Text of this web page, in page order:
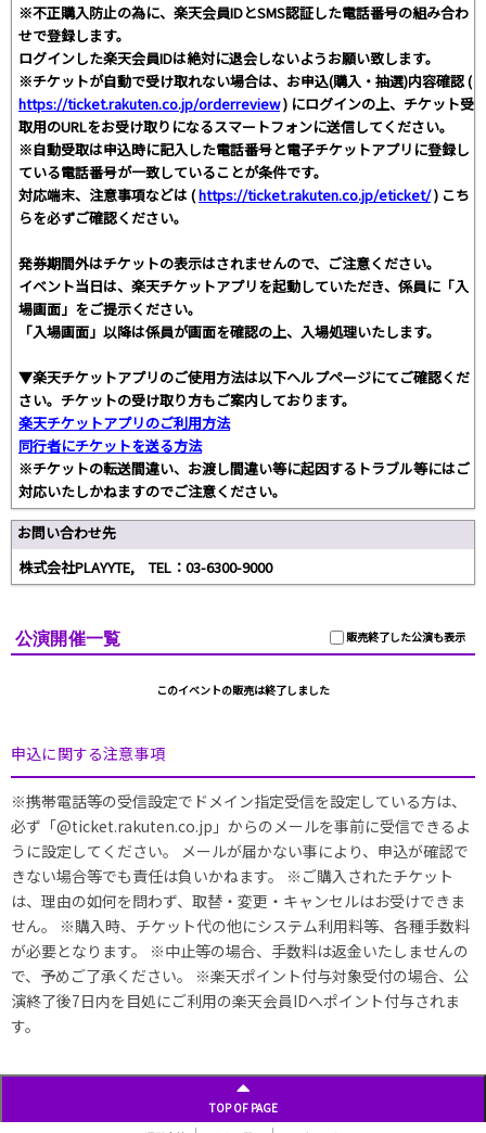
※不正購入防止の為に、楽天会員IDとSMS認証した電話番号の組み合わ
せで登録します。
ログインした楽天会員IDは絶対に退会しないようお願い致します。
※チケットが自動で受け取れない場合は、お申込(購入・抽選)内容確認 (
https://ticket.rakuten.co.jp/orderreview) にログインの上、チケット受
取用のURLをお受け取りになるスマートフォンに送信してください。
※自動受取は申込時に記入した電話番号と電子チケットアプリに登録し
ている電話番号が一致していることが条件です。
対応端末、注意事項などは (https://ticket.rakuten.co.jp/eticket/) こち
らを必ずご確認ください。
発券期間外はチケットの表示はされませんので、ご注意ください。
イベント当日は、楽天チケットアプリを起動していただき、係員に「入
場画面」をご提示ください。
「入場画面」以降は係員が画面を確認の上、入場処理いたします。
▼楽天チケットアプリのご使用方法は以下ヘルプページにてご確認くだ
さい。チケットの受け取り方もご案内しております。
楽天チケットアプリのご利用方法
同行者にチケットを送る方法
※チケットの転送間違い、お渡し間違い等に起因するトラブル等にはご
対応いたしかねますのでご注意ください。
お問い合わせ先
株式会社PLAYYTE, TEL：03-6300-9000
販売終了した公演も表示
公演開催一覧
このイベントの販売は終了しました
申込に関する注意事項
※携帯電話等の受信設定でドメイン指定受信を設定している方は、
必ず「@ticket.rakuten.co.jp」からのメールを事前に受信できるよ
うに設定してください。 メールが届かない事により、申込が確認で
きない場合等でも責任は負いかねます。 ※ご購入されたチケット
は、理由の如何を問わず、取替・変更・キャンセルはお受けできま
せん。 ※購入時、チケット代の他にシステム利用料等、各種手数料
が必要となります。 ※中止等の場合、手数料は返金いたしませんの
で、予めご了承ください。 ※楽天ポイント付与対象受付の場合、公
演終了後7日内を目処にご利用の楽天会員IDへポイント付与されま
す。
TOP OF PAGE